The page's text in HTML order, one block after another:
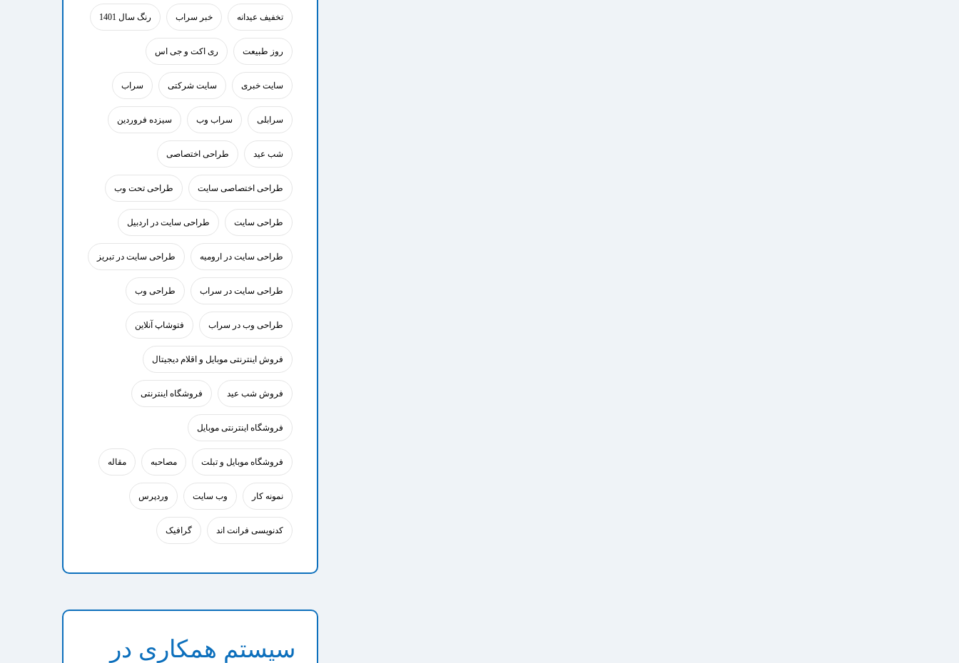
تخفیف عیدانه خبر سراب رنگ سال 1401
روز طبیعت ری اکت و جی اس
سایت خبری سایت شرکتی سراب
سرابلی سراب وب سیزده فروردین
شب عید طراحی اختصاصی
طراحی اختصاصی سایت طراحی تحت وب
طراحی سایت طراحی سایت در اردبیل
طراحی سایت در ارومیه طراحی سایت در تبریز
طراحی سایت در سراب طراحی وب
طراحی وب در سراب فتوشاپ آنلاین
فروش اینترنتی موبایل و اقلام دیجیتال
فروش شب عید فروشگاه اینترنتی
فروشگاه اینترنتی موبایل
فروشگاه موبایل و تبلت مصاحبه مقاله
نمونه کار وب سایت وردپرس
کدنویسی فرانت اند گرافیک
سیستم همکاری در